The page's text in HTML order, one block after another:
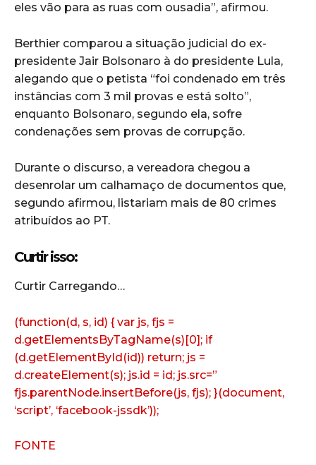
eles vão para as ruas com ousadia”, afirmou.
Berthier comparou a situação judicial do ex-
presidente Jair Bolsonaro à do presidente Lula,
alegando que o petista “foi condenado em três
instâncias com 3 mil provas e está solto”,
enquanto Bolsonaro, segundo ela, sofre
condenações sem provas de corrupção.
Durante o discurso, a vereadora chegou a
desenrolar um calhamaço de documentos que,
segundo afirmou, listariam mais de 80 crimes
atribuídos ao PT.
Curtir isso:
Curtir Carregando…
(function(d, s, id) { var js, fjs =
d.getElementsByTagName(s)[0]; if
(d.getElementById(id)) return; js =
d.createElement(s); js.id = id; js.src=”
fjs.parentNode.insertBefore(js, fjs); }(document,
‘script’, ‘facebook-jssdk’));
FONTE